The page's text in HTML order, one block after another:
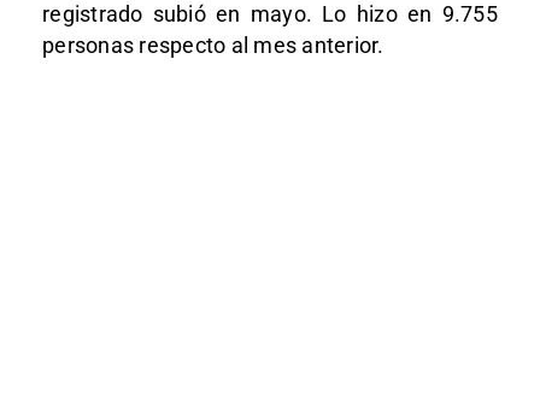
registrado subió en mayo. Lo hizo en 9.755
personas respecto al mes anterior.